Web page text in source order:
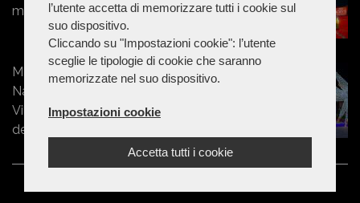
l’utente accetta di memorizzare tutti i cookie sul
suo dispositivo.
Cliccando su "Impostazioni cookie": l’utente
sceglie le tipologie di cookie che saranno
memorizzate nel suo dispositivo.
Impostazioni cookie
Accetta tutti i cookie
majorettes e dj set
Marche - Camerino accende il
Natale: l’8 dicembre al Sottocorte
Village la magia dell’accensione
delle luminarie